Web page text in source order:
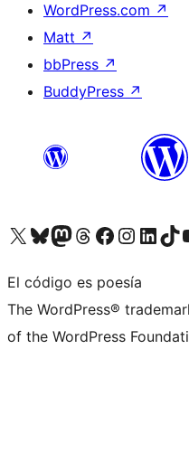
WordPress.com ↗
Matt ↗
bbPress ↗
BuddyPress ↗
Visita nuestra cuenta de X (anteriormente Twitter)
Visita nuestra cuenta de Bluesky
Visita nuestra cuenta de Mastodon
Visita nuestra cuenta de Threads
Visita nuestra página de
Visita nuestra cuenta
Visita nuestra
Visita
El código es poesía
The WordPress®
of the WordPress